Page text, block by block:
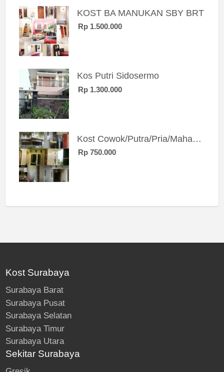
KOST BA MANUKAN SBY BRT
Rp 1.500.000
Kos Putri Sidosermo
Rp 1.300.000
Kost Cowok/Putra/Pria/Mahasiswa/Karyawan SIngle eksklusif bangunan baru
Rp 750.000
Kost Surabaya
Surabaya Barat
Surabaya Pusat
Surabaya Selatan
Surabaya Timur
Surabaya Utara
Sekitar Surabaya